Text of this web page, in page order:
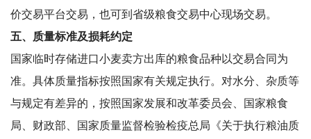
价交易平台交易，也可到省级粮食交易中心现场交易。
五、质量标准及损耗约定
国家临时存储进口小麦卖方出库的粮食品种以交易合同为
准。具体质量指标按照国家有关规定执行。对水分、杂质等
与规定有差异的，按照国家发展和改革委员会、国家粮食
局、财政部、国家质量监督检验检疫总局《关于执行粮油质